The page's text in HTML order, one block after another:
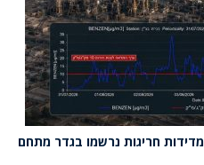
הבנזן שוב מעל הקו האדום: 130 מדידות חריגות נרשמו בגדר מתחם